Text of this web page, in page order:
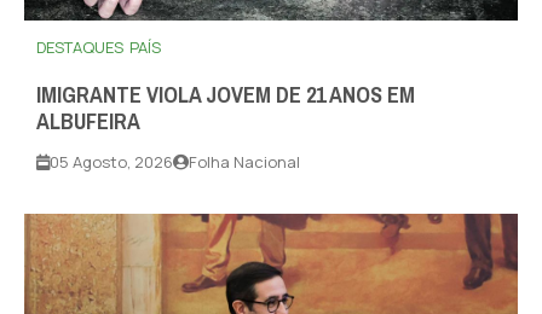
DESTAQUES PAÍS
IMIGRANTE VIOLA JOVEM DE 21 ANOS EM
ALBUFEIRA
05 Agosto, 2026 Folha Nacional